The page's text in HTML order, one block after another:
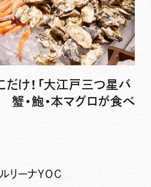
だけ！「大江戸三つ星バ
蟹・鮑・本マグロが食べ
リーナYOC